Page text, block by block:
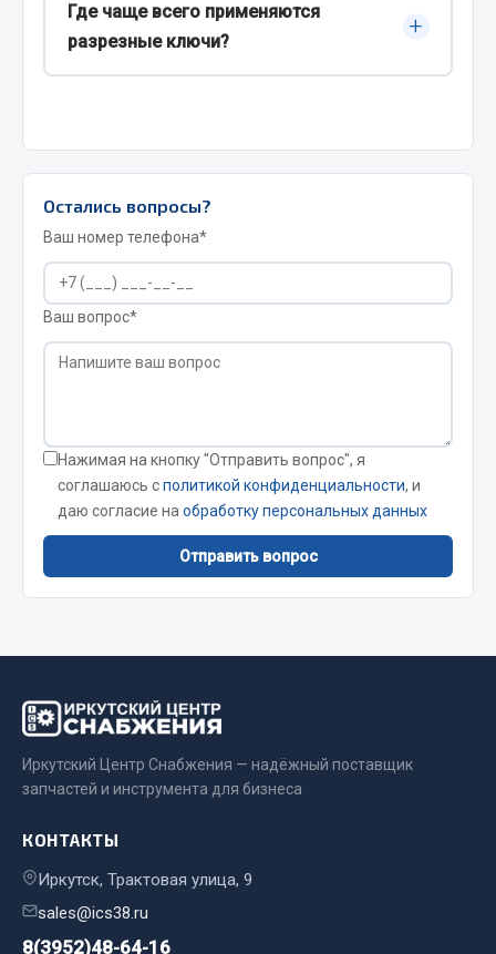
Газосварка
Маски, краги сварщика
Сварочное оборудование
CUMMINS HAFFEN
Весь раздел
Весь раздел
Автохимия
Agat auto
Alteco
Aвтосил
большей частью рабочей поверхности,
обеспечивая более надежный захват.
Где чаще всего применяются
разрезные ключи?
+
тормозных, топливных и гидравлических
систем.
Остались вопросы?
Ваш номер телефона*
Ваш вопрос*
Нажимая на кнопку "Отправить вопрос", я
соглашаюсь сполитикой конфиденциальности, и
даю согласие на обработку персональных данных
Отправить вопрос
Иркутский Центр Снабжения — надёжный поставщик
запчастей и инструмента для бизнеса
КОНТАКТЫ
Иркутск, Трактовая улица, 9
sales@ics38.ru
8(3952)48-64-16